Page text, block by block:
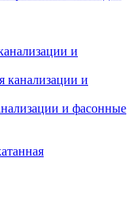
и
и
и фасонные